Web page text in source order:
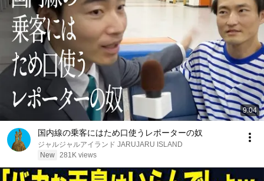
9:04
国内線の乗客にはため口使うレポーターの奴
ジャルジャルアイランド JARUJARU ISLAND
New 281K views